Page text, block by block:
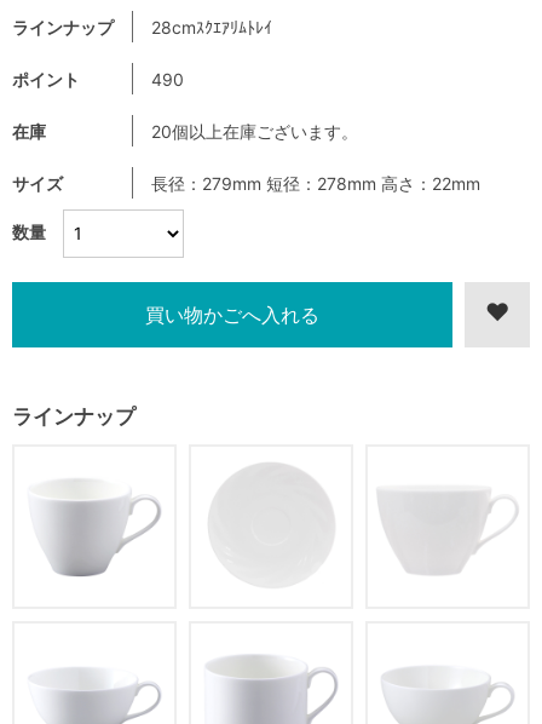
数量
ラインナップ 28cmｽｸｴｱﾘﾑﾄﾚｲ
ポイント 490
在庫 20個以上在庫ございます。
サイズ 長径：279mm 短径：278mm 高さ：22mm
ラインナップ